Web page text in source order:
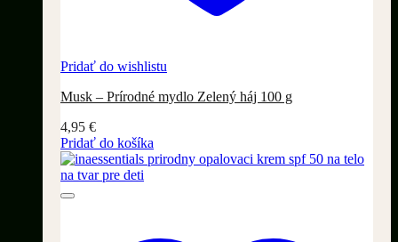
Pridať do wishlistu
Musk – Prírodné mydlo Zelený háj 100 g
4,95 €
Pridať do košíka